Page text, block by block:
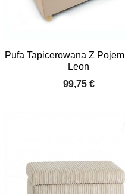
Pufa Tapicerowana Z
Leon
99,75 €
Quick view